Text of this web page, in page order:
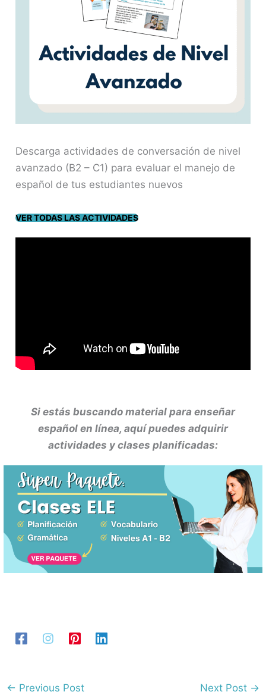
Descarga actividades de conversación de nivel
avanzado (B2 – C1) para evaluar el manejo de
español de tus estudiantes nuevos
VER TODAS LAS ACTIVIDADES
Si estás buscando material para enseñar
español en línea, aquí puedes adquirir
actividades y clases planificadas:
← Previous Post Next Post →